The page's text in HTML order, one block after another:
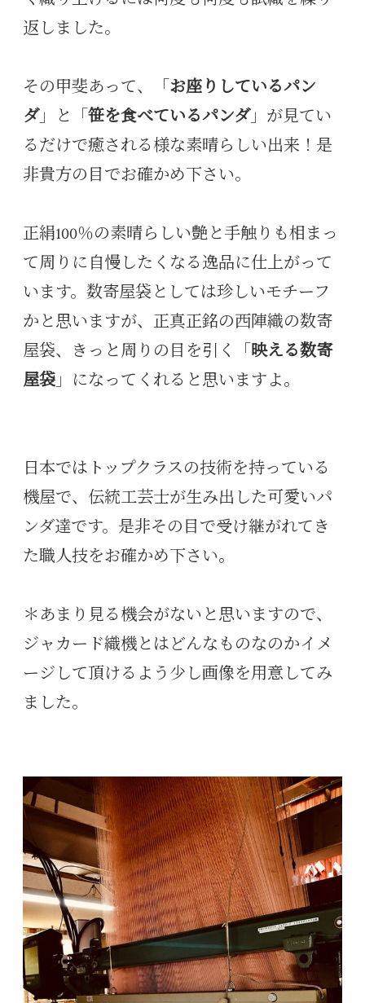
返しました。
その甲斐あって、「 お座りしているパン
ダ」と「 笹を食べているパンダ」が見てい
るだけで癒される様な素晴らしい出来！是
非貴方の目でお確かめ下さい。
正絹100％の素晴らしい艶と手触りも相まっ
て周りに自慢したくなる逸品に仕上がって
います。数寄屋袋としては珍しいモチーフ
かと思いますが、正真正銘の西陣織の数寄
屋袋、きっと周りの目を引く「 映える数寄
屋袋 」になってくれると思いますよ。
日本ではトップクラスの技術を持っている
機屋で、伝統工芸士が生み出した可愛いパ
ンダ達です。是非その目で受け継がれてき
た職人技をお確かめ下さい。
＊あまり見る機会がないと思いますので、
ジャカード織機とはどんなものなのかイメ
ージして頂けるよう少し画像を用意してみ
ました。